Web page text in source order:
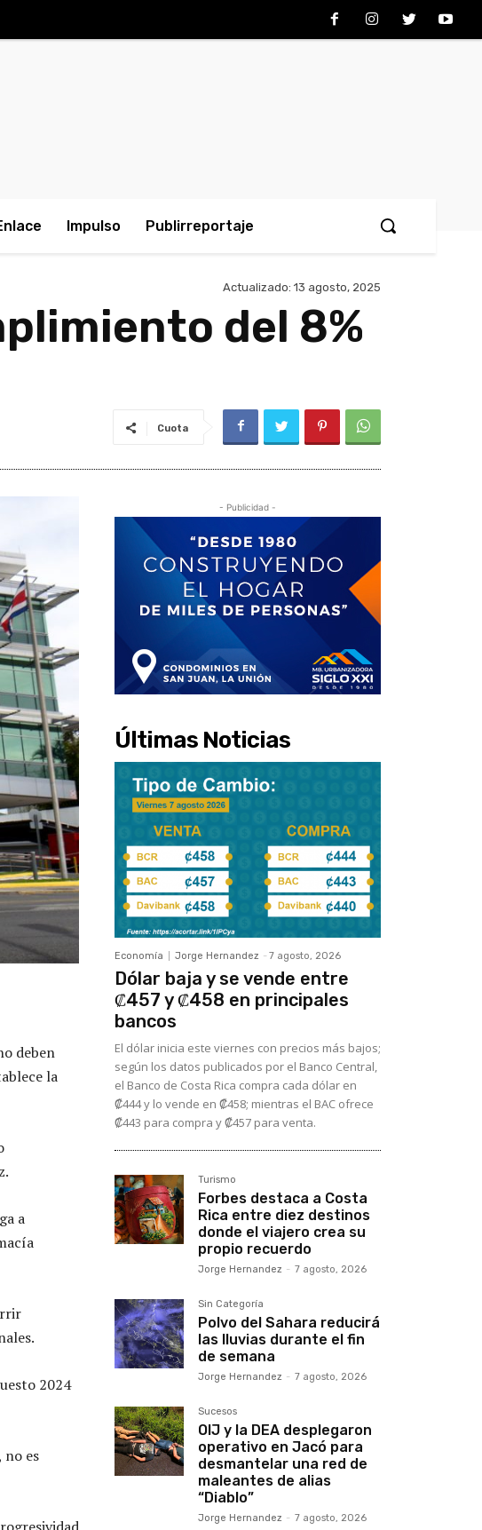
Impulso Publirreportaje
Actualizado: 13 agosto, 2025
del 8%
Cuota
deben
la
a
2024
no es
- Publicidad -
Últimas Noticias
Economía Jorge Hernandez - 7 agosto, 2026
Dólar baja y se vende entre
₡457 y ₡458 en principales
bancos
El dólar inicia este viernes con precios más bajos;
según los datos publicados por el Banco Central,
el Banco de Costa Rica compra cada dólar en
₡444 y lo vende en ₡458; mientras el BAC ofrece
₡443 para compra y ₡457 para venta.
Turismo
Forbes destaca a Costa
Rica entre diez destinos
donde el viajero crea su
propio recuerdo
Jorge Hernandez - 7 agosto, 2026
Sin Categoría
Polvo del Sahara reducirá
las lluvias durante el fin
de semana
Jorge Hernandez - 7 agosto, 2026
Sucesos
OIJ y la DEA desplegaron
operativo en Jacó para
desmantelar una red de
maleantes de alias
“Diablo”
Jorge Hernandez - 7 agosto, 2026